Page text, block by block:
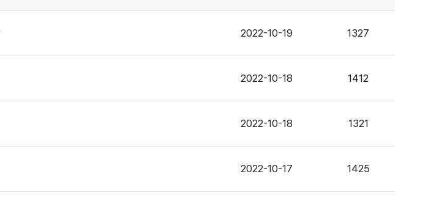
2022-10-19 1327
2022-10-18 1412
2022-10-18 1321
2022-10-17 1425